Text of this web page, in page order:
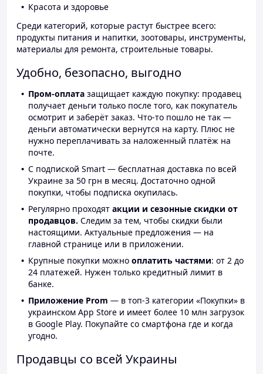
Красота и здоровье
Среди категорий, которые растут быстрее всего:
продукты питания и напитки, зоотовары, инструменты,
материалы для ремонта, строительные товары.
Удобно, безопасно, выгодно
Пром-оплата защищает каждую покупку: продавец
получает деньги только после того, как покупатель
осмотрит и заберёт заказ. Что-то пошло не так —
деньги автоматически вернутся на карту. Плюс не
нужно переплачивать за наложенный платёж на
почте.
С подпиской Smart — бесплатная доставка по всей
Украине за 50 грн в месяц. Достаточно одной
покупки, чтобы подписка окупилась.
Регулярно проходят акции и сезонные скидки от
продавцов. Следим за тем, чтобы скидки были
настоящими. Актуальные предложения — на
главной странице или в приложении.
Крупные покупки можно оплатить частями: от 2 до
24 платежей. Нужен только кредитный лимит в
банке.
Приложение Prom — в топ-3 категории «Покупки» в
украинском App Store и имеет более 10 млн загрузок
в Google Play. Покупайте со смартфона где и когда
угодно.
Продавцы со всей Украины